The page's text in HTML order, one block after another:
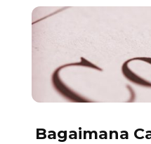
Bagaimana